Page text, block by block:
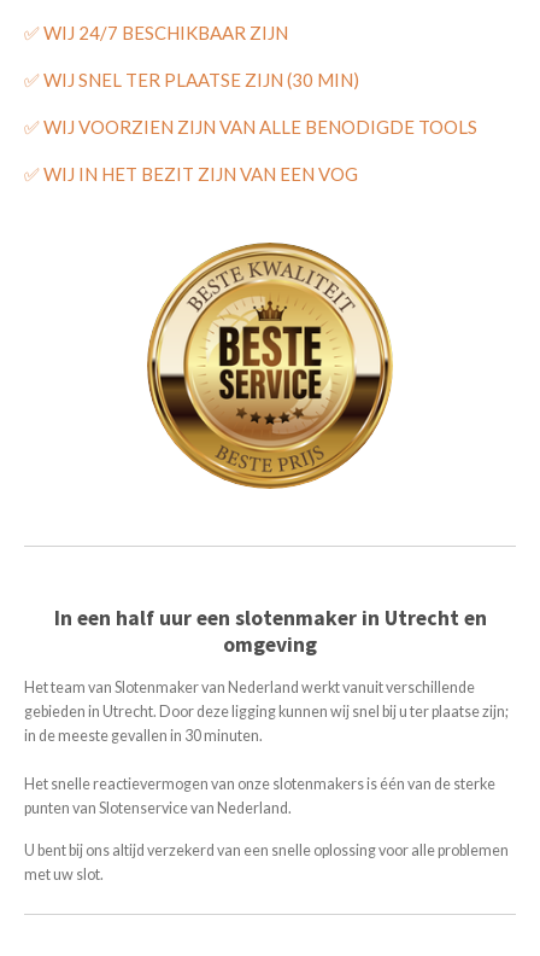
✅WIJ 24/7 BESCHIKBAAR ZIJN
✅WIJ SNEL TER PLAATSE ZIJN (30 MIN)
✅WIJ VOORZIEN ZIJN VAN ALLE BENODIGDE TOOLS
✅WIJ IN HET BEZIT ZIJN VAN EEN VOG
In een half uur een slotenmaker in Utrecht en
omgeving
Het team van Slotenmaker van Nederland werkt vanuit verschillende
gebieden in Utrecht. Door deze ligging kunnen wij snel bij u ter plaatse zijn;
in de meeste gevallen in 30 minuten.
Het snelle reactievermogen van onze slotenmakers is één van de sterke
punten van Slotenservice van Nederland.
U bent bij ons altijd verzekerd van een snelle oplossing voor alle problemen
met uw slot.